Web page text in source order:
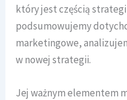
który jest częścią
podsumowujemy
marketingowe,
w nowej strategii.
Jej ważnym elementem